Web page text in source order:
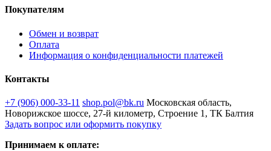
Покупателям
Обмен и возврат
Оплата
Информация о конфиденциальности платежей
Контакты
+7 (906) 000-33-11 shop.pol@bk.ru Московская область,
Новорижское шоссе, 27-й километр, Строение 1, ТК Балтия
Задать вопрос или оформить покупку
Принимаем к оплате: